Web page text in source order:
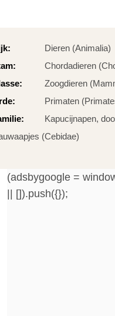
Dieren (Animalia)
Chordadieren
Zoogdieren
Primaten
Kapucijnapen,
(Cebidae)
(adsbygoogle =
|| []).push({});